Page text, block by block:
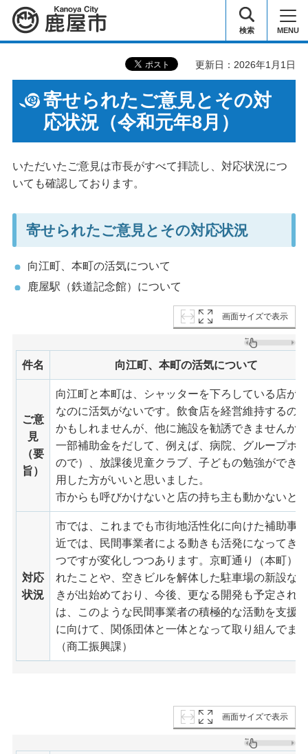
鹿屋市 検索 MENU
更新日：2026年1月1日
寄せられたご意見とその対
応状況（令和元年8月）
いただいたご意見は市長がすべて拝読し、対応状況につ
いても確認しております。
寄せられたご意見とその対応状況
向江町、本町の活気について
鹿屋駅（鉄道記念館）について
画面サイズで表示
件名 向江町、本町の活気について
ご意
見
（要
旨）
向江町と本町は、シャッターを下ろしている店が
なのに活気がないです。飲食店を経営維持するの
かもしれませんが、他に施設を勧誘できませんか？
一部補助金をだして、例えば、病院、グループホ
ので）、放課後児童クラブ、子どもの勉強ができ
用した方がいいと思いました。
市からも呼びかけないと店の持ち主も動かないと
対応
状況
市では、これまでも市街地活性化に向けた補助事
近では、民間事業者による動きも活発になってき
つですが変化しつつあります。京町通り（本町）
れたことや、空きビルを解体した駐車場の新設な
きが出始めており、今後、更なる開発も予定され
は、このような民間事業者の積極的な活動を支援
に向けて、関係団体と一体となって取り組んでま
（商工振興課）
画面サイズで表示